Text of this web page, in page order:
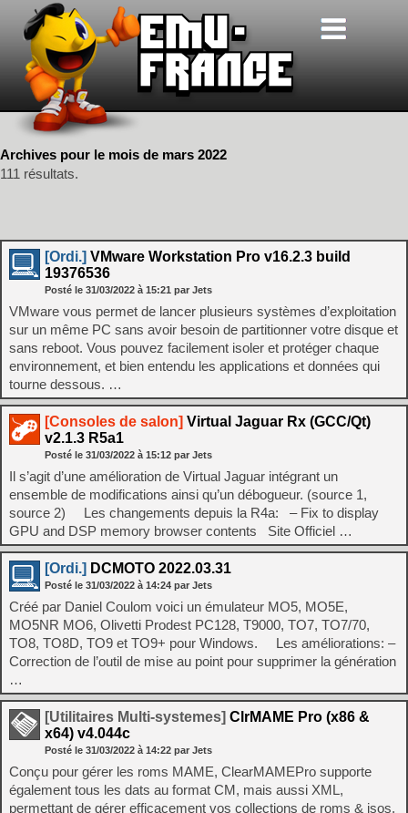
Archives pour le mois de mars 2022
111 résultats.
[Ordi.] VMware Workstation Pro v16.2.3 build
19376536
Posté le 31/03/2022 à 15:21 par Jets
VMware vous permet de lancer plusieurs systèmes d’exploitation
sur un même PC sans avoir besoin de partitionner votre disque et
sans reboot. Vous pouvez facilement isoler et protéger chaque
environnement, et bien entendu les applications et données qui
tourne dessous. …
[Consoles de salon] Virtual Jaguar Rx (GCC/Qt)
v2.1.3 R5a1
Posté le 31/03/2022 à 15:12 par Jets
Il s’agit d’une amélioration de Virtual Jaguar intégrant un
ensemble de modifications ainsi qu’un débogueur. (source 1,
source 2) Les changements depuis la R4a: – Fix to display
GPU and DSP memory browser contents Site Officiel …
[Ordi.] DCMOTO 2022.03.31
Posté le 31/03/2022 à 14:24 par Jets
Créé par Daniel Coulom voici un émulateur MO5, MO5E,
MO5NR MO6, Olivetti Prodest PC128, T9000, TO7, TO7/70,
TO8, TO8D, TO9 et TO9+ pour Windows. Les améliorations: –
Correction de l’outil de mise au point pour supprimer la génération
…
[Utilitaires Multi-systemes] ClrMAME Pro (x86 &
x64) v4.044c
Posté le 31/03/2022 à 14:22 par Jets
Conçu pour gérer les roms MAME, ClearMAMEPro supporte
également tous les dats au format CM, mais aussi XML,
permettant de gérer efficacement vos collections de roms & isos.